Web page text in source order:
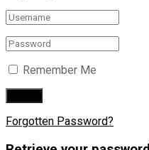
Remember Me
Forgotten Password?